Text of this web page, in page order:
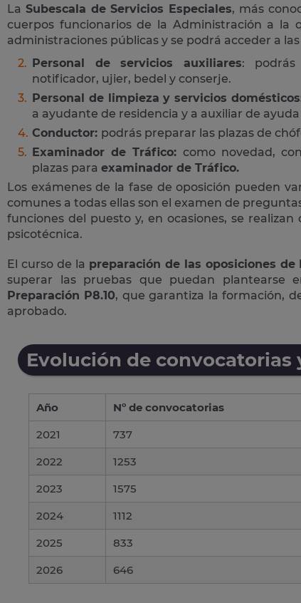
La Subescala de Servicios Especiales, más
cuerpos funcionarios de la Administración a la
administraciones públicas y se podrá acceder a
Personal de servicios auxiliares: podrás
notificador, ujier, bedel y conserje.
Personal de limpieza y servicios
a ayudante de residencia y a auxiliar de
Conductor: podrás preparar las plazas de
Examinador de Tráfico: como novedad,
plazas para examinador de Tráfico.
Los exámenes de la fase de oposición pueden
comunes a todas ellas son el examen de
funciones del puesto y, en ocasiones, se
psicotécnica.
El curso de la preparación de las oposiciones de
superar las pruebas que puedan plantearse
Preparación P8.10, que garantiza la formación,
aprobado.
Evolución de convocatorias
Año Nº de convocatorias
2021
737
2022
1253
2023
1575
2024
1112
2025
833
2026
646